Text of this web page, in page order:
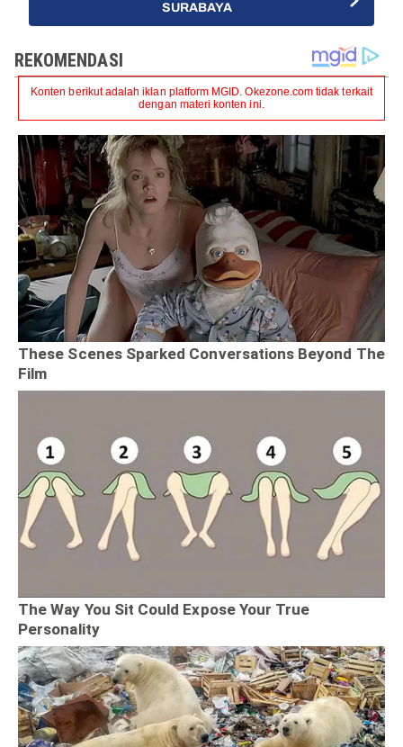
SURABAYA